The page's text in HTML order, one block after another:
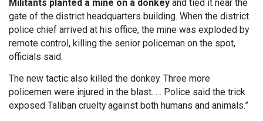
Militants planted a mine on a donkey and tied it near the
gate of the district headquarters building. When the district
police chief arrived at his office, the mine was exploded by
remote control, killing the senior policeman on the spot,
officials said.
The new tactic also killed the donkey. Three more
policemen were injured in the blast. … Police said the trick
exposed Taliban cruelty against both humans and animals.”